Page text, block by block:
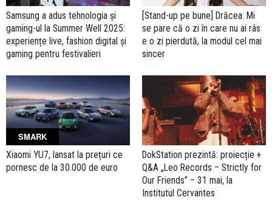
Samsung a adus tehnologia și
gaming-ul la Summer Well 2025:
experiențe live, fashion digital și
gaming pentru festivalieri
[Stand-up pe bune] Drăcea: Mi
se pare că o zi în care nu ai râs
e o zi pierdută, la modul cel mai
sincer
SMARK
Xiaomi YU7, lansat la prețuri ce
pornesc de la 30.000 de euro
DokStation prezintă: proiecție +
Q&A „Leo Records – Strictly for
Our Friends” – 31 mai, la
Institutul Cervantes